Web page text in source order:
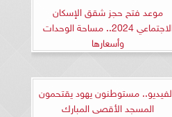
موعد فتح حجز شقق الإسكان
الاجتماعي 2024.. مساحة الوحدات
وأسعارها
مستوطنون يهود يقتحمون
المسجد الأقصى المبارك